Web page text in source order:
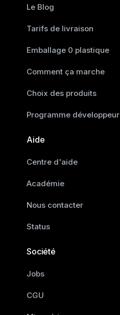
Le Blog
Tarifs de livraison
Emballage 0 plastique
Comment ça marche
Choix des produits
Programme développeur
Aide
Centre d'aide
Académie
Nous contacter
Status
Société
Jobs
CGU